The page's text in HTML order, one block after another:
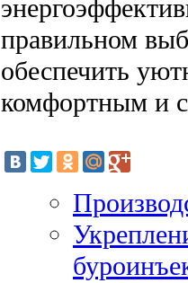
правильном
обеспечить
комфортным и